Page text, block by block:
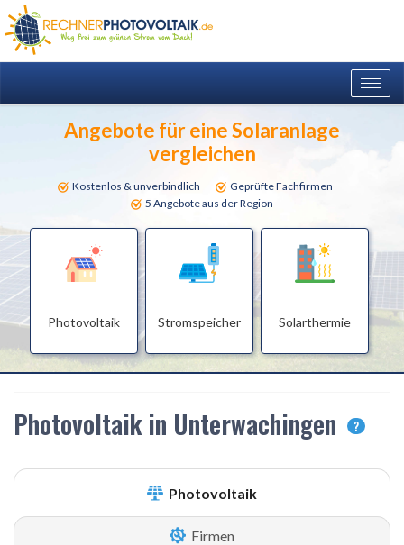
Angebote für eine Solaranlage
vergleichen
Kostenlos & unverbindlich
Geprüfte Fachfirmen
5 Angebote aus der Region
Photovoltaik Stromspeicher Solarthermie
Photovoltaik in Unterwachingen ?
Photovoltaik
Firmen